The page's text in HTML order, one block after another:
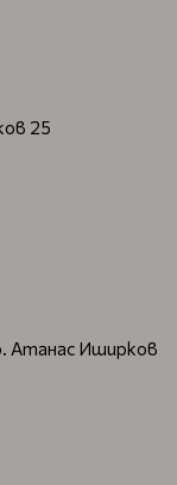
25
Атанас Иширков